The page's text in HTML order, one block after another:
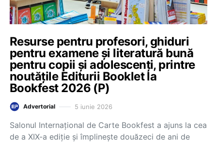
Resurse pentru profesori, ghiduri
pentru examene și literatură bună
pentru copii și adolescenți, printre
noutățile Editurii Booklet la
Bookfest 2026 (P)
Advertorial 5 iunie 2026
Salonul Internațional de Carte Bookfest a ajuns la cea
de a XIX-a ediție și împlinește douăzeci de ani de